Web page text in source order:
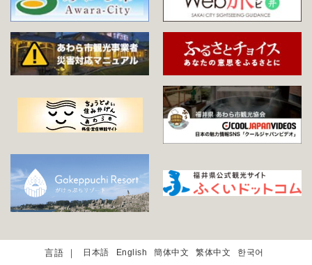
日本語 English 簡体中文 繁体中文 한국어